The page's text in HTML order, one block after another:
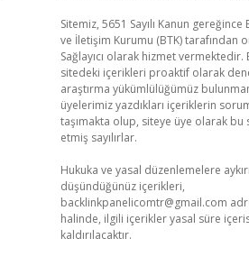
Sitemiz, 5651 Sayılı Kanun
ve İletişim Kurumu (BTK) tarafından
Sağlayıcı olarak hizmet vermektedir.
sitedeki içerikleri proaktif olarak
araştırma yükümlülüğümüz
üyelerimiz yazdıkları içeriklerin
taşımakta olup, siteye üye olarak
etmiş sayılırlar.
Hukuka ve yasal düzenlemelere
düşündüğünüz içerikleri,
backlinkpanelicomtr@gmail.com
halinde, ilgili içerikler yasal süre
kaldırılacaktır.